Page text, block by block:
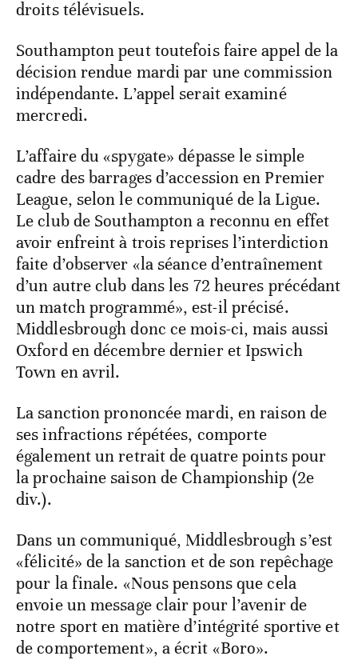
droits télévisuels.
Southampton peut toutefois faire appel de la
décision rendue mardi par une commission
indépendante. L’appel serait examiné
mercredi.
L’affaire du «spygate» dépasse le simple
cadre des barrages d’accession en Premier
League, selon le communiqué de la Ligue.
Le club de Southampton a reconnu en effet
avoir enfreint à trois reprises l’interdiction
faite d’observer «la séance d’entraînement
d’un autre club dans les 72 heures précédant
un match programmé», est-il précisé.
Middlesbrough donc ce mois-ci, mais aussi
Oxford en décembre dernier et Ipswich
Town en avril.
La sanction prononcée mardi, en raison de
ses infractions répétées, comporte
également un retrait de quatre points pour
la prochaine saison de Championship (2e
div.).
Dans un communiqué, Middlesbrough s’est
«félicité» de la sanction et de son repêchage
pour la finale. «Nous pensons que cela
envoie un message clair pour l’avenir de
notre sport en matière d’intégrité sportive et
de comportement», a écrit «Boro».